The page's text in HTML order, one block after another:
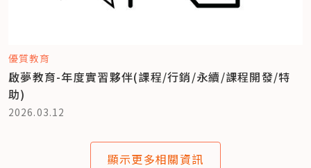
優質教育
啟夢教育-年度實習夥伴(課程/行銷/永續/課程開發/特
助)
2026.03.12
顯示更多相關資訊